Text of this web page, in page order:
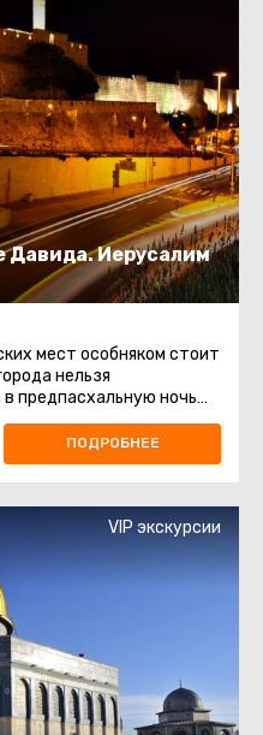
Давида. Иерусалим
мест особняком стоит
нельзя
предпасхальную ночь
ПОДРОБНЕЕ
VIP экскурсии